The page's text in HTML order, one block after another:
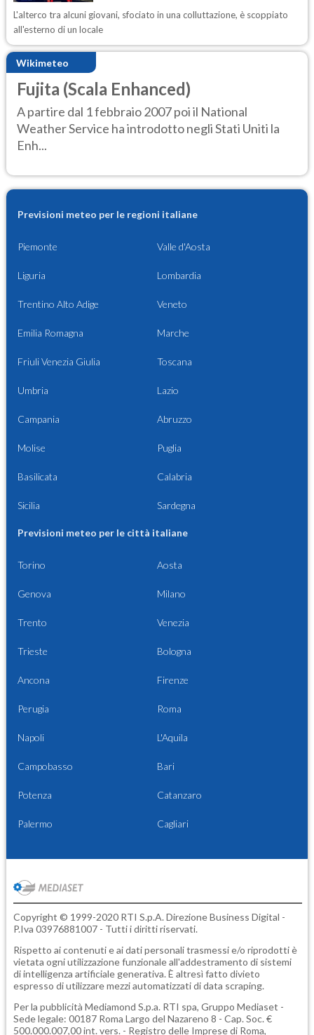
L'alterco tra alcuni giovani, sfociato in una colluttazione, è scoppiato
all'esterno di un locale
Wikimeteo
Fujita (Scala Enhanced)
A partire dal 1 febbraio 2007 poi il National
Weather Service ha introdotto negli Stati Uniti la
Enh...
Previsioni meteo per le regioni italiane
Piemonte Valle d'Aosta
Liguria Lombardia
Trentino Alto Adige Veneto
Emilia Romagna Marche
Friuli Venezia Giulia Toscana
Umbria Lazio
Campania Abruzzo
Molise Puglia
Basilicata Calabria
Sicilia Sardegna
Previsioni meteo per le città italiane
Torino Aosta
Genova Milano
Trento Venezia
Trieste Bologna
Ancona Firenze
Perugia Roma
Napoli L'Aquila
Campobasso Bari
Potenza Catanzaro
Palermo Cagliari
Copyright © 1999-2020 RTI S.p.A. Direzione Business Digital -
P.Iva 03976881007 - Tutti i diritti riservati.
Rispetto ai contenuti e ai dati personali trasmessi e/o riprodotti è
vietata ogni utilizzazione funzionale all'addestramento di sistemi
di intelligenza artificiale generativa. È altresì fatto divieto
espresso di utilizzare mezzi automatizzati di data scraping.
Per la pubblicità Mediamond S.p.a. RTI spa, Gruppo Mediaset -
Sede legale: 00187 Roma Largo del Nazareno 8 - Cap. Soc. €
500.000.007,00 int. vers. - Registro delle Imprese di Roma,